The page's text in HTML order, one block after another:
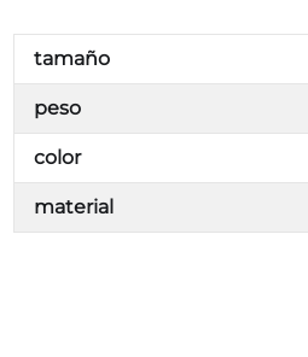
tamaño
peso
color
material